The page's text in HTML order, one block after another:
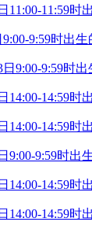
11:00-11:59时
9:00-9:59时出
日9:00-9:59时
14:00-14:59时
14:00-14:59时
9:00-9:59时出
14:00-14:59时
14:00-14:59时